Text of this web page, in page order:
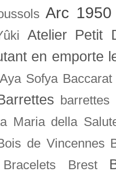
Arc 1950
Atelier Petit
en emporte
Aya Sofya Baccarat
barrettes
Maria della
de Vincennes
Bracelets Brest